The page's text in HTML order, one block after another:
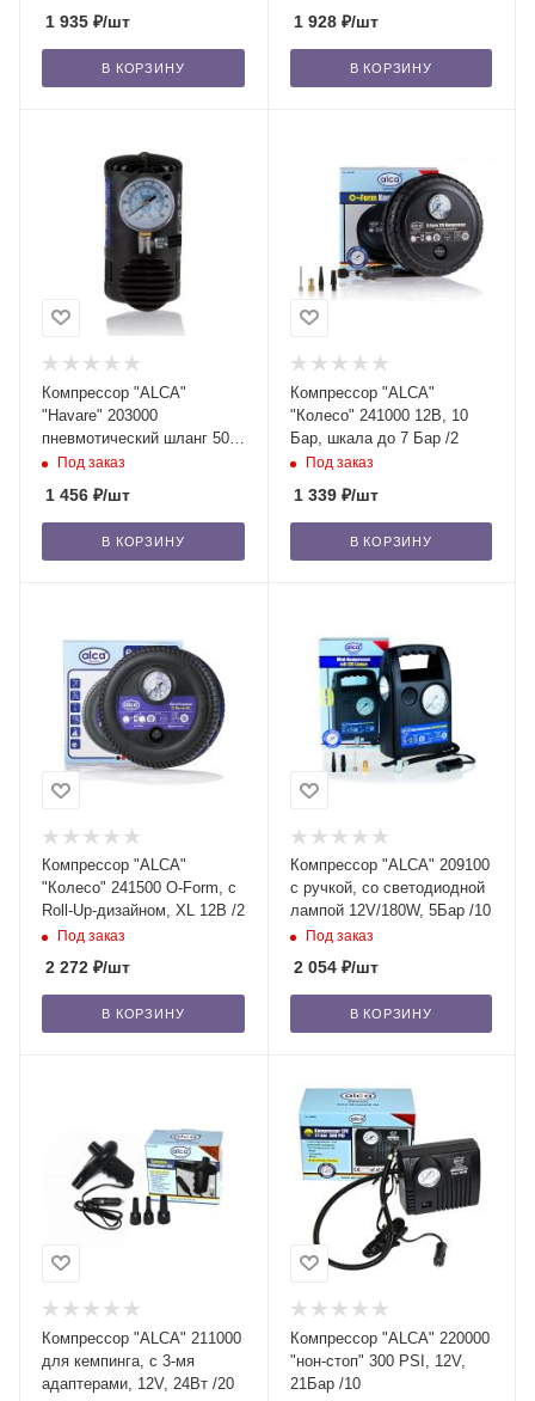
1 935 ₽/шт
В КОРЗИНУ
1 928₽/шт
В КОРЗИНУ
Компрессор "ALCA"
"Havare" 203000
пневмотический шланг 50
см, 12В 15 л/мин, кабель 3
Под заказ
1 456 ₽/шт
В КОРЗИНУ
Компрессор "ALCA"
"Колесо" 241000 12В, 10
Бар, шкала до 7 Бар /2
Под заказ
1 339₽/шт
В КОРЗИНУ
Компрессор "ALCA"
"Колесо" 241500 O-Form, с
Roll-Up-дизайном, XL 12В /2
Под заказ
2 272 ₽/шт
В КОРЗИНУ
Компрессор "ALCA" 209100
с ручкой, со светодиодной
лампой 12V/180W, 5Бар /10
Под заказ
2 054₽/шт
В КОРЗИНУ
Компрессор "ALCA" 211000
для кемпинга, с 3-мя
адаптерами, 12V, 24Вт /20
Компрессор "ALCA" 220000
"нон-стоп" 300 PSI, 12V,
21Бар /10